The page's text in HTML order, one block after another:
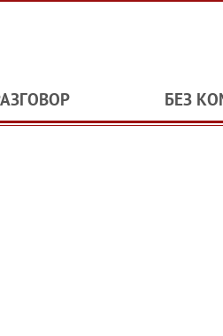
БЕЗ